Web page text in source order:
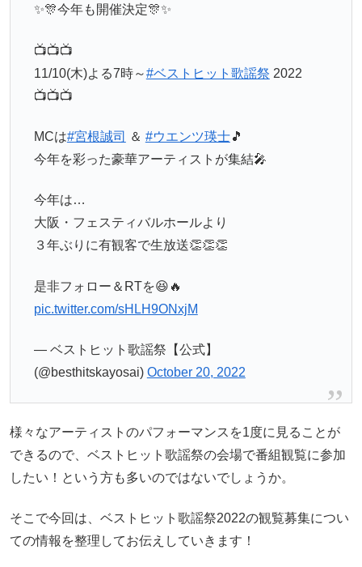
✨🎊今年も開催決定🎊✨
📺📺📺
11/10(木)よる7時～#ベストヒット歌謡祭 2022
📺📺📺
MCは#宮根誠司 ＆ #ウエンツ瑛士🎵
今年を彩った豪華アーティストが集結🎤
今年は…
大阪・フェスティバルホールより
３年ぶりに有観客で生放送👏👏👏
是非フォロー＆RTを😆🔥
pic.twitter.com/sHLH9ONxjM
— ベストヒット歌謡祭【公式】
(@besthitskayosai) October 20, 2022
様々なアーティストのパフォーマンスを1度に見ることが
できるので、ベストヒット歌謡祭の会場で番組観覧に参加
したい！という方も多いのではないでしょうか。
そこで今回は、ベストヒット歌謡祭2022の観覧募集につい
ての情報を整理してお伝えしていきます！